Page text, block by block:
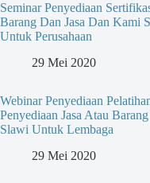
Seminar Penyediaan
Barang Dan Jasa Dan Kami
Untuk Perusahaan
29 Mei 2020
Webinar Penyediaan
Penyediaan Jasa Atau
Slawi Untuk Lembaga
29 Mei 2020